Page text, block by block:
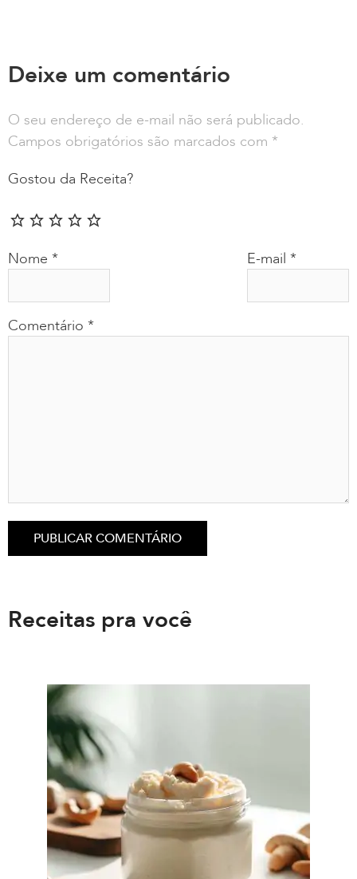
Deixe um comentário
O seu endereço de e-mail não será publicado.
Campos obrigatórios são marcados com *
Gostou da Receita?
Comentário *
Nome * E-mail *
Receitas pra você